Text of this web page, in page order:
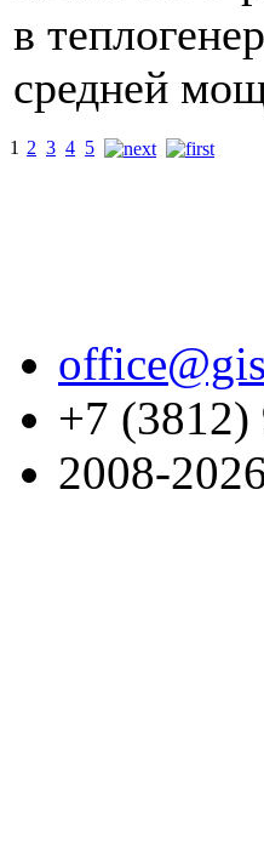
в
средней
1 2 3 4 5
+7 (3812)
2008-